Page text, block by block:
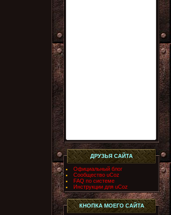
ДРУЗЬЯ САЙТА
Официальный блог
Сообщество uCoz
FAQ по системе
Инструкции для uCoz
КНОПКА МОЕГО САЙТА